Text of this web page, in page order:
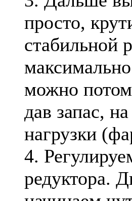
просто,
стабильной
можно потом
дав запас,
нагрузки
4.
редуктора.